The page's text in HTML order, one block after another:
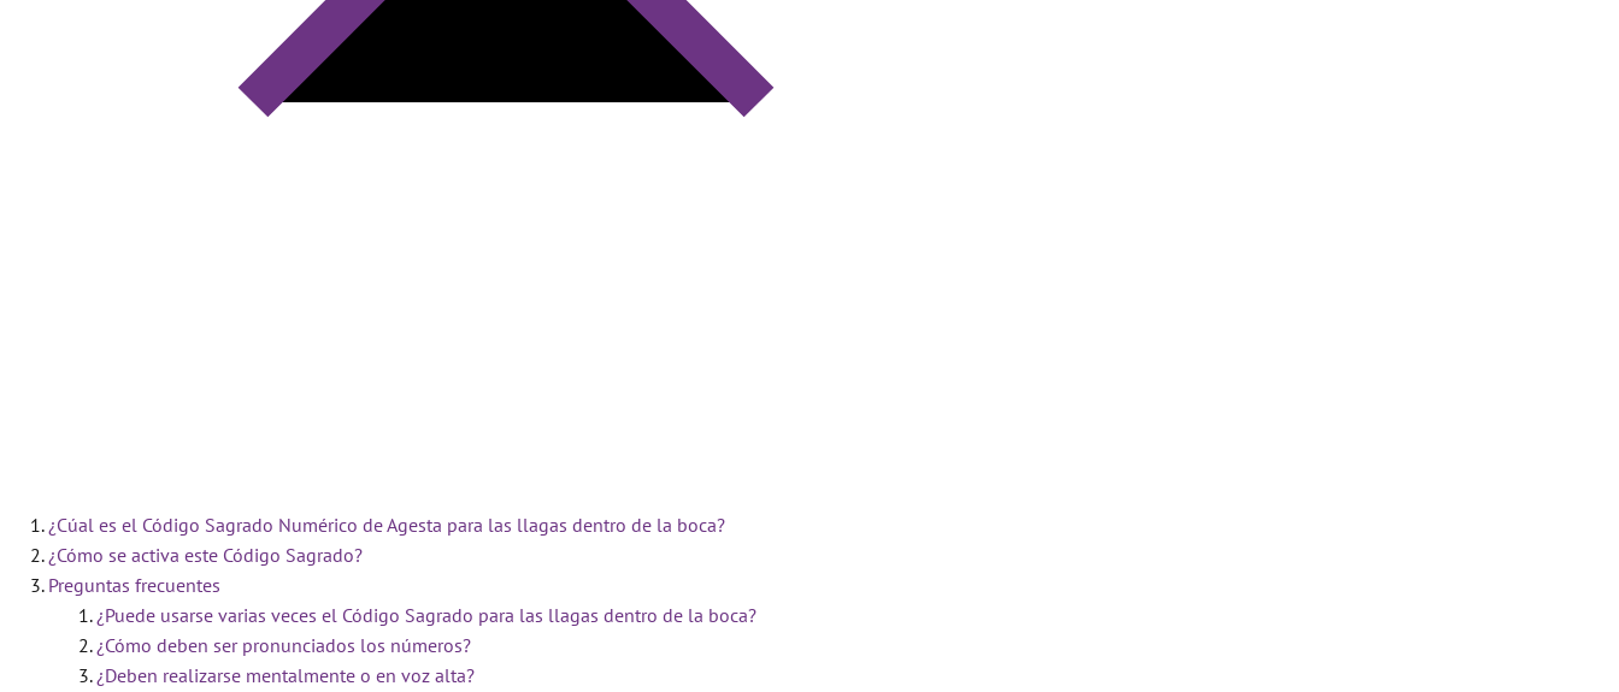
¿Cúal es el Código Sagrado Numérico de Agesta para las llagas dentro de la boca?
¿Cómo se activa este Código Sagrado?
Preguntas frecuentes
¿Puede usarse varias veces el Código Sagrado para las llagas dentro de la boca?
¿Cómo deben ser pronunciados los números?
¿Deben realizarse mentalmente o en voz alta?